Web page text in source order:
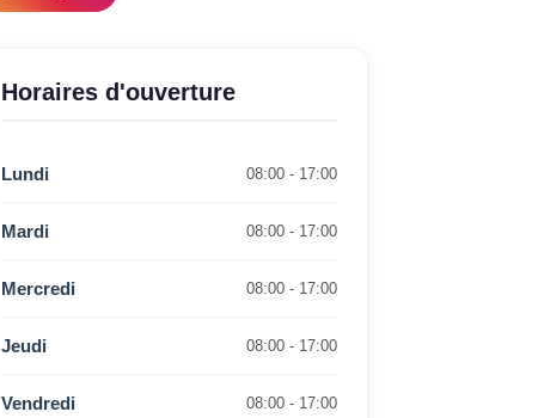
Horaires d'ouverture
Lundi 08:00 - 17:00
Mardi 08:00 - 17:00
Mercredi 08:00 - 17:00
Jeudi 08:00 - 17:00
Vendredi 08:00 - 17:00